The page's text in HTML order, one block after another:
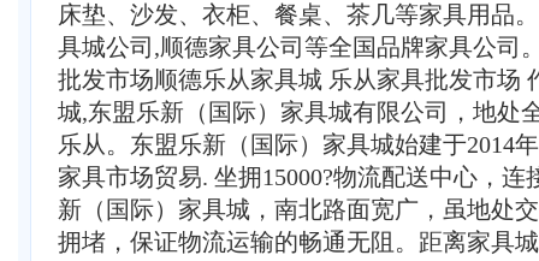
床垫、沙发、衣柜、餐桌、茶几等家具用品
具城公司,顺德家具公司等全国品牌家具公司
批发市场顺德乐从家具城 乐从家具批发市场
城,东盟乐新（国际）家具城有限公司，地处
乐从。东盟乐新（国际）家具城始建于2014
家具市场贸易. 坐拥15000?物流配送中心，
新（国际）家具城，南北路面宽广，虽地处
拥堵，保证物流运输的畅通无阻。距离家具